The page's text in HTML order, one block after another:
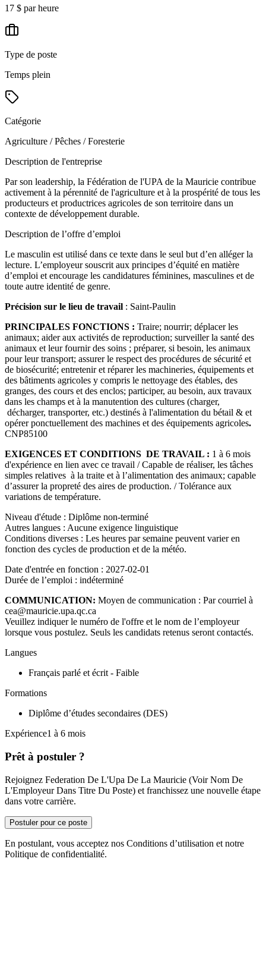
17 $ par heure
Type de poste
Temps plein
Catégorie
Agriculture / Pêches / Foresterie
Description de l'entreprise
Par son leadership, la Fédération de l'UPA de la Mauricie contribue
activement à la pérennité de l'agriculture et à la prospérité de tous les
producteurs et productrices agricoles de son territoire dans un
contexte de développement durable.
Description de l’offre d’emploi
Le masculin est utilisé dans ce texte dans le seul but d’en alléger la
lecture. L’employeur souscrit aux principes d’équité en matière
d’emploi et encourage les candidatures féminines, masculines et de
toute autre identité de genre.
Précision sur le lieu de travail : Saint-Paulin
PRINCIPALES FONCTIONS : Traire; nourrir; déplacer les
animaux; aider aux activités de reproduction; surveiller la santé des
animaux et leur fournir des soins ; préparer, si besoin, les animaux
pour leur transport; assurer le respect des procédures de sécurité et
de biosécurité; entretenir et réparer les machineries, équipements et
des bâtiments agricoles y compris le nettoyage des étables, des
granges, des cours et des enclos; participer, au besoin, aux travaux
dans les champs et à la manutention des cultures (charger,
décharger, transporter, etc.) destinés à l'alimentation du bétail & et
opérer ponctuellement des machines et des équipements agricoles.
CNP85100
EXIGENCES ET CONDITIONS DE TRAVAIL : 1 à 6 mois
d'expérience en lien avec ce travail / Capable de réaliser, les tâches
simples relatives à la traite et à l’alimentation des animaux; capable
d’assurer la propreté des aires de production. / Tolérance aux
variations de température.
Niveau d'étude : Diplôme non-terminé
Autres langues : Aucune exigence linguistique
Conditions diverses : Les heures par semaine peuvent varier en
fonction des cycles de production et de la météo.
Date d'entrée en fonction : 2027-02-01
Durée de l’emploi : indéterminé
COMMUNICATION: Moyen de communication : Par courriel à
cea@mauricie.upa.qc.ca
Veuillez indiquer le numéro de l'offre et le nom de l’employeur
lorsque vous postulez. Seuls les candidats retenus seront contactés.
Langues
Français parlé et écrit - Faible
Formations
Diplôme d’études secondaires (DES)
Expérience1 à 6 mois
Prêt à postuler ?
Rejoignez Federation De L'Upa De La Mauricie (Voir Nom De
L'Employeur Dans Titre Du Poste) et franchissez une nouvelle étape
dans votre carrière.
Postuler pour ce poste
En postulant, vous acceptez nos Conditions d’utilisation et notre
Politique de confidentialité.